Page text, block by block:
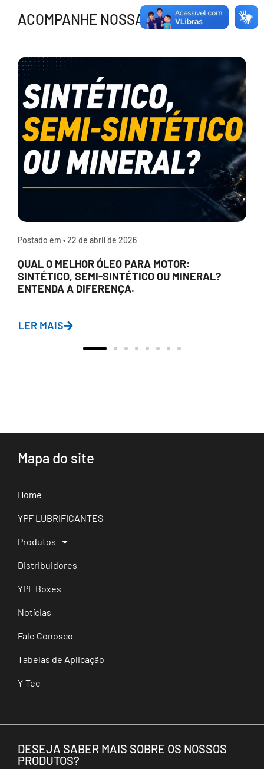
ACOMPANHE NOSSAS NOTÍCIAS
Postado em •22 de abril de 2026
QUAL O MELHOR ÓLEO PARA MOTOR:
SINTÉTICO, SEMI-SINTÉTICO OU MINERAL?
ENTENDA A DIFERENÇA.
LER MAIS
Mapa do site
Home
YPF LUBRIFICANTES
Produtos
Distribuidores
YPF Boxes
Notícias
Fale Conosco
Tabelas de Aplicação
Y-Tec
DESEJA SABER MAIS SOBRE OS NOSSOS
PRODUTOS?